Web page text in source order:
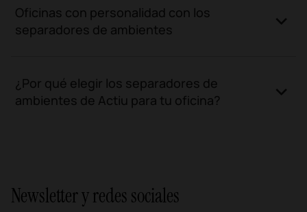
Oficinas con personalidad con los
separadores de ambientes
¿Por qué elegir los separadores de
ambientes de Actiu para tu oficina?
Newsletter y redes sociales